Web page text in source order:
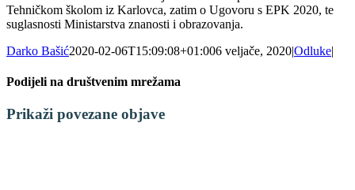
Tehničkom školom iz Karlovca, zatim o Ugovoru s EPK 2020, te
suglasnosti Ministarstva znanosti i obrazovanja.
Darko Bašić2020-02-06T15:09:08+01:006 veljače, 2020|Odluke|
Podijeli na društvenim mrežama
Facebook
X
LinkedIn
WhatsApp
Tumblr
Pinterest
Email:
Prikaži povezane objave